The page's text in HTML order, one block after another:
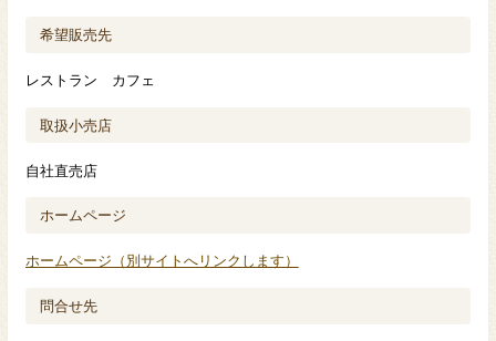
希望販売先
レストラン カフェ
取扱小売店
自社直売店
ホームページ
ホームページ（別サイトへリンクします）
問合せ先